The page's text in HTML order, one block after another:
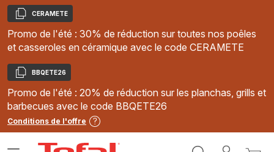
Copier
CERAMETE
Promo de l'été : 30% de réduction sur toutes nos poêles
et casseroles en céramique avec le code CERAMETE
Copier
BBQETE26
Promo de l'été : 20% de réduction sur les planchas, grills et
barbecues avec le code BBQETE26
Conditions de l'offre